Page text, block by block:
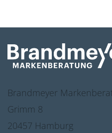
Brandmeyer
Grimm 8
20457 Hamburg